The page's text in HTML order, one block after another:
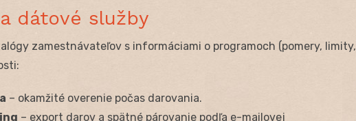
dátové služby
zamestnávateľov s informáciami o programoch (pomery, limity,
– okamžité overenie počas darovania.
– export darov a spätné párovanie podľa e-mailovej